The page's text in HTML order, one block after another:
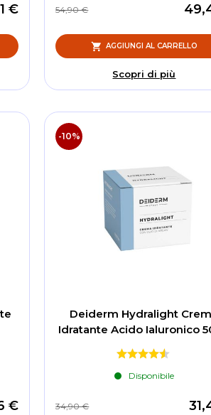
€ 54,90 €
AGGIUNGI AL CARRELLO
Scopri di più
€
-10%
Deiderm Hydralight
Idratante Acido Ialuronico
Disponibile
34,90 €